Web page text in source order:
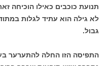
תנועת כוכבים כאילו
לא גילה הוא עתיד לגלות
גבול.
התפיסה הזו החלה להתערער